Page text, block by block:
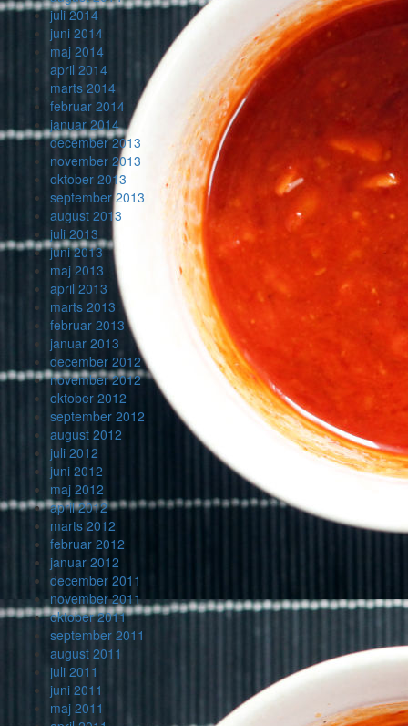
juli 2014
juni 2014
maj 2014
april 2014
marts 2014
februar 2014
januar 2014
december 2013
november 2013
oktober 2013
september 2013
august 2013
juli 2013
juni 2013
maj 2013
april 2013
marts 2013
februar 2013
januar 2013
december 2012
november 2012
oktober 2012
september 2012
august 2012
juli 2012
juni 2012
maj 2012
april 2012
marts 2012
februar 2012
januar 2012
december 2011
november 2011
oktober 2011
september 2011
august 2011
juli 2011
juni 2011
maj 2011